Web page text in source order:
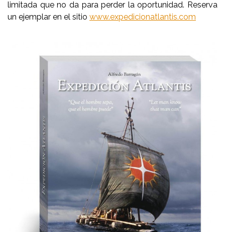
limitada que no da para perder la oportunidad. Reserva
un ejemplar en el sitio www.expedicionatlantis.com